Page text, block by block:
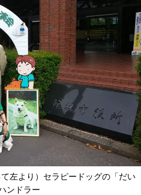
左より）セラピードッグの「だい
ンドラー